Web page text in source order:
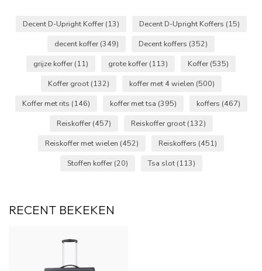
Decent D-Upright Koffer (13) Decent D-Upright Koffers (15)
decent koffer (349) Decent koffers (352)
grijze koffer (11) grote koffer (113) Koffer (535)
Koffer groot (132) koffer met 4 wielen (500)
Koffer met rits (146) koffer met tsa (395) koffers (467)
Reiskoffer (457) Reiskoffer groot (132)
Reiskoffer met wielen (452) Reiskoffers (451)
Stoffen koffer (20) Tsa slot (113)
RECENT BEKEKEN